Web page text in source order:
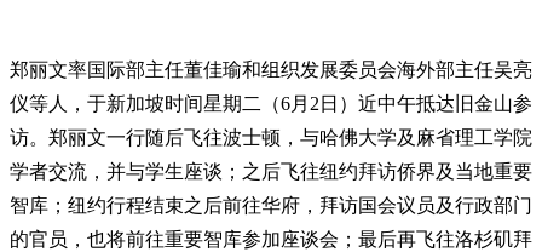
郑丽文率国际部主任董佳瑜和组织发展委员会海外部主任吴亮
仪等人，于新加坡时间星期二（6月2日）近中午抵达旧金山参
访。郑丽文一行随后飞往波士顿，与哈佛大学及麻省理工学院
学者交流，并与学生座谈；之后飞往纽约拜访侨界及当地重要
智库；纽约行程结束之后前往华府，拜访国会议员及行政部门
的官员，也将前往重要智库参加座谈会；最后再飞往洛杉矶拜